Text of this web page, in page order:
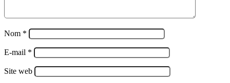
Nom *
E-mail *
Site web